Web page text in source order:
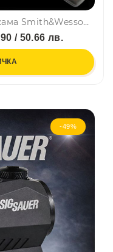
Тактически двуостър нож- кама Smith&Wesson Х.Р.Т. за врат, ботуш, колан, кания с клипс и верижка
/ 50.66 лв.
-49%